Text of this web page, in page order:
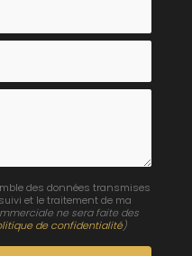
des données transmises
et le traitement de ma
ne sera faite des
de confidentialité)